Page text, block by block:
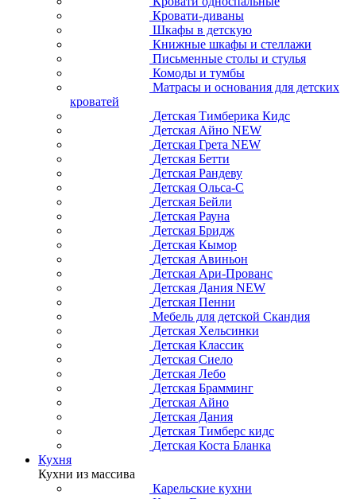
Кровати-диваны
Шкафы в детскую
Книжные шкафы и стеллажи
Письменные столы и стулья
Комоды и тумбы
Матрасы и основания для детских
кроватей
Детская Тимберика Кидс
Детская Айно NEW
Детская Грета NEW
Детская Бетти
Детская Рандеву
Детская Ольса-С
Детская Бейли
Детская Рауна
Детская Бридж
Детская Кымор
Детская Авиньон
Детская Ари-Прованс
Детская Дания NEW
Детская Пенни
Мебель для детской Скандия
Детская Хельсинки
Детская Классик
Детская Сиело
Детская Лебо
Детская Брамминг
Детская Айно
Детская Дания
Детская Тимберс кидс
Детская Коста Бланка
Кухня
Кухни из массива
Карельские кухни